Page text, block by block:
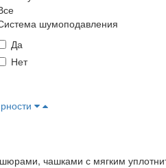
шумоподавления
Да
Нет
чашками с мягким